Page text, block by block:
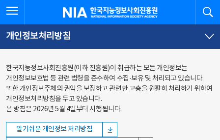
바로가기
바로가기
한국지능정보사회진흥원
개인정보처리방침
한국지능정보사회진흥원(이하 진흥원)이 취급하는 모든 개인정보는
개인정보보호법 등 관련 법령을 준수하여 수집·보유 및 처리되고 있습니다.
또한 개인정보주체의 권익을 보장하고 관련한 고충을 원활히 처리하기 위하여
개인정보처리방침을 두고 있습니다.
본 방침은 2026년 5월 4일부터 시행됩니다.
알기쉬운 개인정보 처리방침